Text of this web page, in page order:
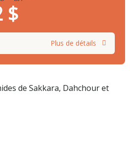
$
Plus de détails